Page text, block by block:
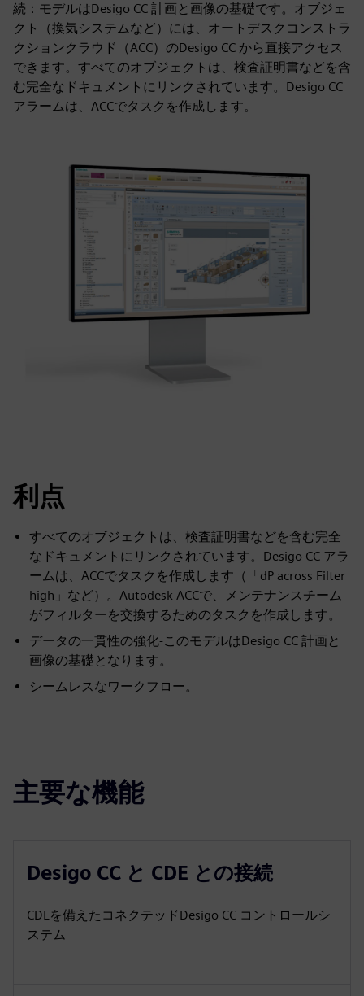
続：モデルはDesigo CC 計画と画像の基礎です。オブジェ
クト（換気システムなど）には、オートデスクコンストラ
クションクラウド（ACC）のDesigo CC から直接アクセス
できます。すべてのオブジェクトは、検査証明書などを含
む完全なドキュメントにリンクされています。Desigo CC
アラームは、ACCでタスクを作成します。
利点
すべてのオブジェクトは、検査証明書などを含む完全
なドキュメントにリンクされています。Desigo CC アラ
ームは、ACCでタスクを作成します（「dP across Filter
high」など）。Autodesk ACCで、メンテナンスチーム
がフィルターを交換するためのタスクを作成します。
データの一貫性の強化-このモデルはDesigo CC 計画と
画像の基礎となります。
シームレスなワークフロー。
主要な機能
Desigo CC と CDE との接続
CDEを備えたコネクテッドDesigo CC コントロールシ
ステム